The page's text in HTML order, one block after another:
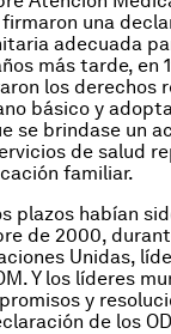
una
adecuada
más tarde, en
los derechos
básico y
se brindase un
de salud
familiar.
plazos habían
de 2000,
Unidas,
Y los líderes
y
de los